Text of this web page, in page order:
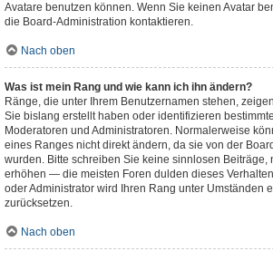
Avatare benutzen können. Wenn Sie keinen Avatar
die Board-Administration kontaktieren.
Nach oben
Was ist mein Rang und wie kann ich ihn ändern?
Ränge, die unter Ihrem Benutzernamen stehen,
Sie bislang erstellt haben oder identifizieren
Moderatoren und Administratoren. Normalerweise
eines Ranges nicht direkt ändern, da sie von der
wurden. Bitte schreiben Sie keine sinnlosen Beiträge,
erhöhen — die meisten Foren dulden dieses
oder Administrator wird Ihren Rang unter Umständen
zurücksetzen.
Nach oben